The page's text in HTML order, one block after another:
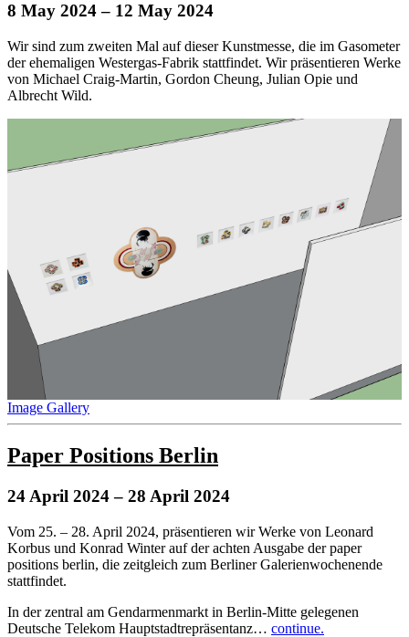
8 May 2024– 12 May 2024
Wir sind zum zweiten Mal auf dieser Kunstmesse, die im Gasometer
der ehemaligen Westergas-Fabrik stattfindet. Wir präsentieren Werke
von Michael Craig-Martin, Gordon Cheung, Julian Opie und
Albrecht Wild.
Image Gallery
Paper Positions Berlin
24 April 2024– 28 April 2024
Vom 25. – 28. April 2024, präsentieren wir Werke von Leonard
Korbus und Konrad Winter auf der achten Ausgabe der paper
positions berlin, die zeitgleich zum Berliner Galerienwochenende
stattfindet.
In der zentral am Gendarmenmarkt in Berlin-Mitte gelegenen
Deutsche Telekom Hauptstadtrepräsentanz… continue.